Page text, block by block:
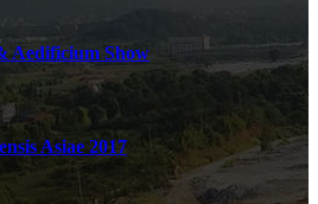
Aedificium Show
Asiae 2017